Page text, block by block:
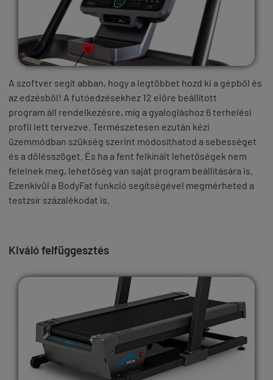
A szoftver segít abban, hogy a legtöbbet hozd ki a gépből és
az edzésből! A futóedzésekhez 12 előre beállított
program áll rendelkezésre, míg a gyalogláshoz 6 terhelési
profil lett tervezve. Természetesen ezután kézi
üzemmódban szükség szerint módosíthatod a sebességet
és a dőlésszöget. És ha a fent felkínált lehetőségek nem
felelnek meg, lehetőség van saját program beállítására is.
Ezenkívül a BodyFat funkció segítségével megmérheted a
testzsír százalékodat is.
Kiváló felfüggesztés